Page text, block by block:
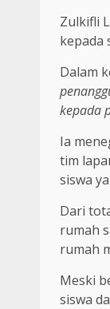
Zulkifli
kepada
Dalam
kepada
Ia
tim
siswa
Dari
rumah
rumah
Meski
siswa